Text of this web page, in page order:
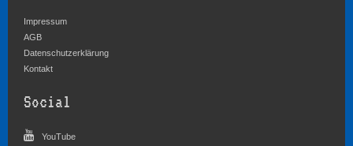
Impressum
AGB
Datenschutzerklärung
Kontakt
Social
YouTube